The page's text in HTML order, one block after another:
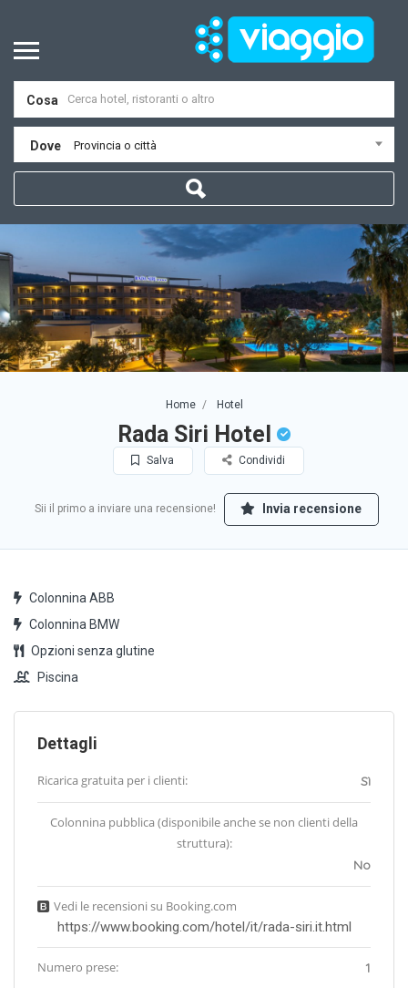
Cosa
Dove Provincia o città
Home Hotel
Rada Siri Hotel
Salva Condividi
Sii il primo a inviare una recensione! Invia recensione
Colonnina ABB
Colonnina BMW
Opzioni senza glutine
Piscina
Dettagli
Ricarica gratuita per i clienti: Sì
Colonnina pubblica (disponibile anche se non clienti della
struttura):
No
Vedi le recensioni su Booking.com
https://www.booking.com/hotel/it/rada-siri.it.html
Numero prese: 1